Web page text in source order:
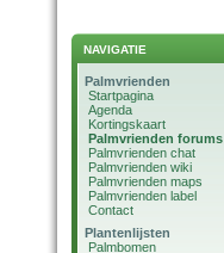
NAVIGATIE
Palmvrienden
Startpagina
Agenda
Kortingskaart
Palmvrienden forums
Palmvrienden chat
Palmvrienden wiki
Palmvrienden maps
Palmvrienden label
Contact
Plantenlijsten
Palmbomen